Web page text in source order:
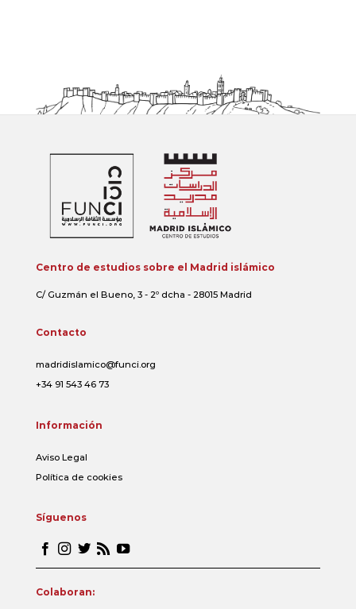
Centro de estudios sobre el Madrid islámico
C/ Guzmán el Bueno, 3 - 2º dcha - 28015 Madrid
Contacto
madridislamico@funci.org
+34 91 543 46 73
Información
Aviso Legal
Política de cookies
Síguenos
Colaboran: